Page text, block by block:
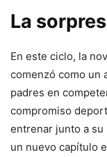
La
En este ciclo, la
comenzó como un
padres en
compromiso
entrenar junto a
un nuevo capítulo